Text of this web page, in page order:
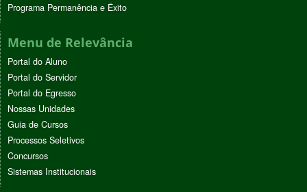
Programa Permanência e Êxito
Menu de Relevância
Portal do Aluno
Portal do Servidor
Portal do Egresso
Nossas Unidades
Guia de Cursos
Processos Seletivos
Concursos
Sistemas Institucionais